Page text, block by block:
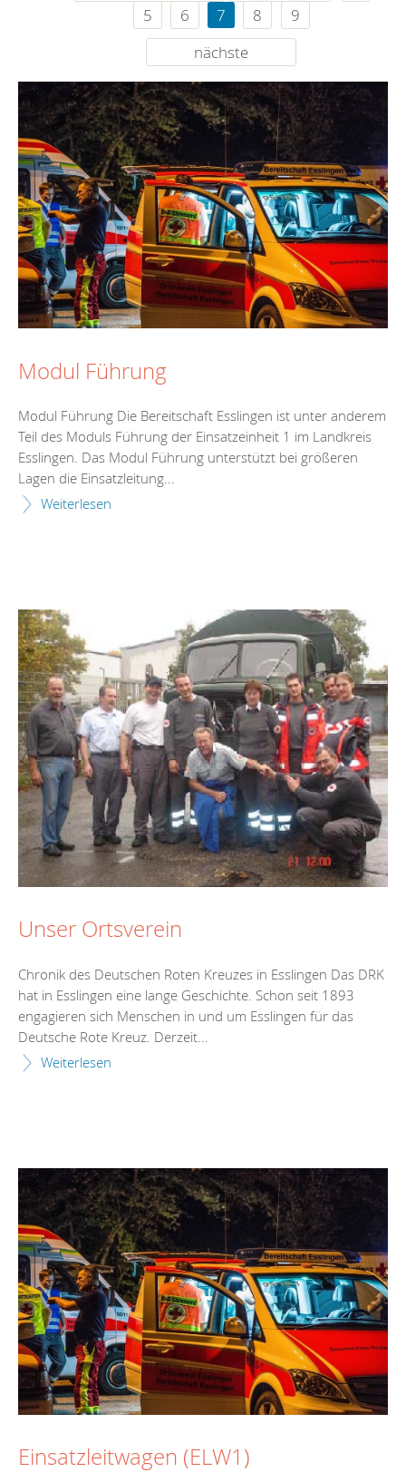
5
6 7 8
9
nächste
Modul Führung
Modul Führung Die Bereitschaft Esslingen ist unter anderem
Teil des Moduls Führung der Einsatzeinheit 1 im Landkreis
Esslingen. Das Modul Führung unterstützt bei größeren
Lagen die Einsatzleitung...
Weiterlesen
Unser Ortsverein
Chronik des Deutschen Roten Kreuzes in Esslingen Das DRK
hat in Esslingen eine lange Geschichte. Schon seit 1893
engagieren sich Menschen in und um Esslingen für das
Deutsche Rote Kreuz. Derzeit...
Weiterlesen
Einsatzleitwagen (ELW1)